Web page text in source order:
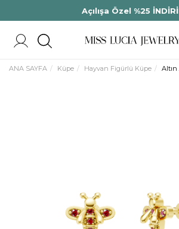
Açılışa Özel %25
ANA SAYFA Küpe Hayvan Figürlü Küpe Altın